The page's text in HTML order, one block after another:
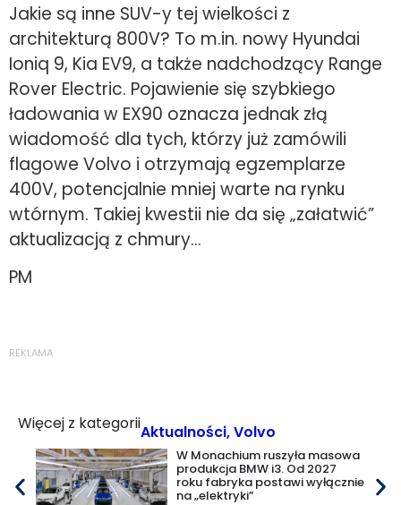
Jakie są inne SUV-y tej wielkości z
architekturą 800V? To m.in. nowy Hyundai
Ioniq 9, Kia EV9, a także nadchodzący Range
Rover Electric. Pojawienie się szybkiego
ładowania w EX90 oznacza jednak złą
wiadomość dla tych, którzy już zamówili
flagowe Volvo i otrzymają egzemplarze
400V, potencjalnie mniej warte na rynku
wtórnym. Takiej kwestii nie da się „załatwić”
aktualizacją z chmury…
PM
REKLAMA
Więcej z kategoriiAktualności,Volvo
W Monachium ruszyła masowa
produkcja BMW i3. Od 2027
roku fabryka postawi wyłącznie
na „elektryki”